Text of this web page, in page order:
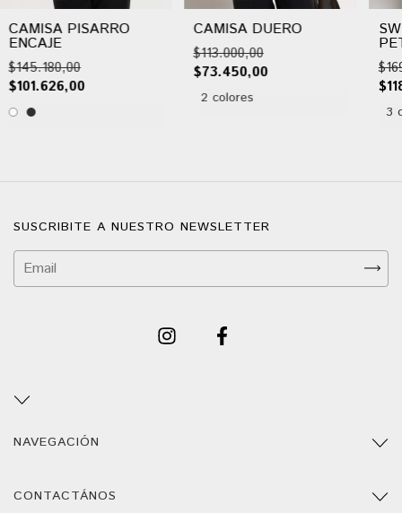
CAMISA PISARRO
ENCAJE
$145.180,00
$101.626,00
CAMISA DUERO
$113.000,00
$73.450,00
2 colores
3
SUSCRIBITE A NUESTRO NEWSLETTER
NAVEGACIÓN
CONTACTÁNOS